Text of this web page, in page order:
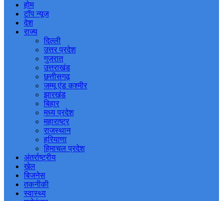
होम
टॉप न्यूज
देश
राज्य
दिल्ली
उत्तर प्रदेश
गुजरात
उत्तराखंड
छत्तीसगढ़
जम्मू एंड कश्मीर
झारखंड
बिहार
मध्य प्रदेश
महाराष्ट्र
राजस्थान
हरियाणा
हिमाचल प्रदेश
अंतर्राष्ट्रीय
खेल
बिजनेस
तकनीकी
स्वास्थ्य